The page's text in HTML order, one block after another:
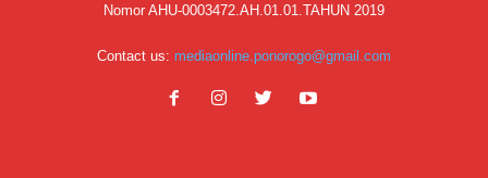
Nomor AHU-0003472.AH.01.01.TAHUN 2019
Contact us: mediaonline.ponorogo@gmail.com